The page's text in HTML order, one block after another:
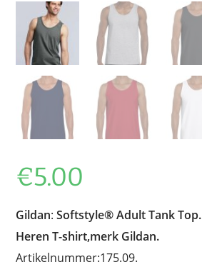
€5.00
Gildan:Softstyle® Adult Tank Top.
Heren T-shirt,merk Gildan.
Artikelnummer:175.09.